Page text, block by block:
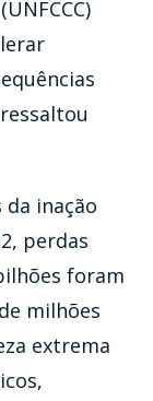
da inação
perdas
foram
milhões
extrema